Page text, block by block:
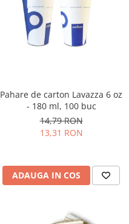
Pahare de carton Lavazza 6 oz
- 180 ml, 100 buc
14,79 RON
13,31 RON
ADAUGA IN COS